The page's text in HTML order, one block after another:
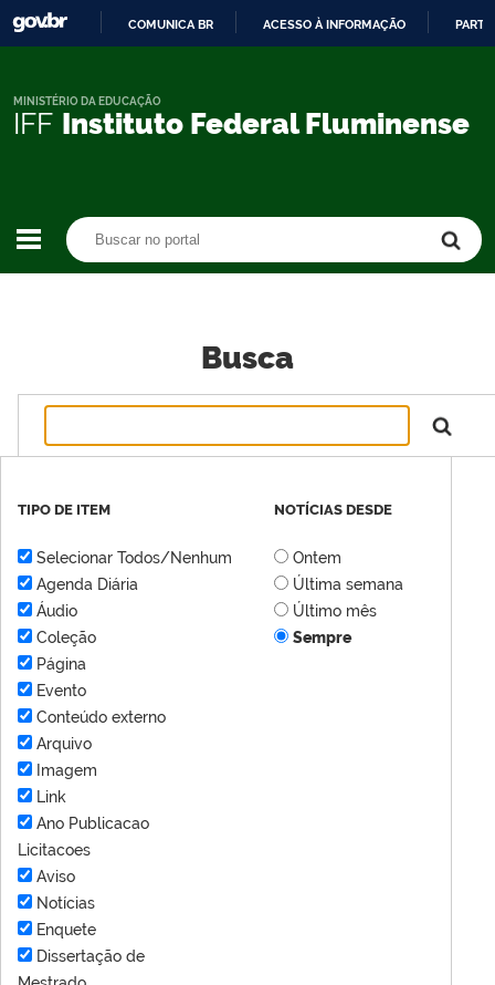
CONTEÚDO
COMUNICA BR ACESSO À INFORMAÇÃO
IFF Instituto Federal Fluminense
MINISTÉRIO DA EDUCAÇÃO
Busca
TIPO DE ITEM
Selecionar Todos/Nenhum
Agenda Diária
Áudio
Coleção
Página
Evento
Conteúdo externo
Arquivo
Imagem
Link
Ano Publicacao
Licitacoes
Aviso
Notícias
Enquete
Dissertação de
NOTÍCIAS DESDE
Ontem
Última semana
Último mês
Sempre